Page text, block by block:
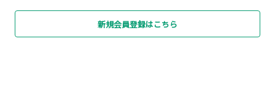
新規会員登録はこちら